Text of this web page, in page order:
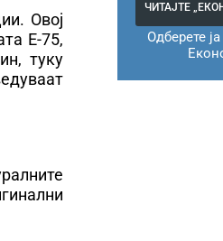
Овој
Е-75,
туку
ЧИТАЈТЕ
Одберете